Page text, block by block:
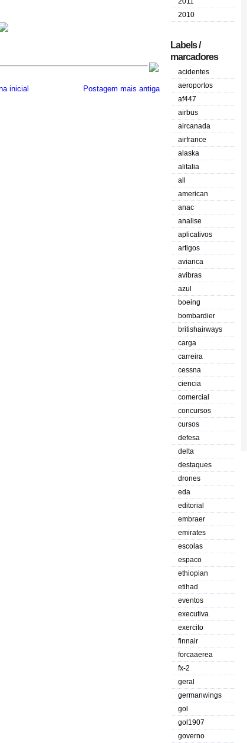
Postagem mais antiga
inicial
2010
Labels /
marcadores
acidentes
aeroportos
af447
airbus
aircanada
airfrance
alaska
alitalia
all
american
anac
analise
aplicativos
artigos
avianca
avibras
azul
boeing
bombardier
britishairways
carga
carreira
cessna
ciencia
comercial
concursos
cursos
defesa
delta
destaques
drones
eda
editorial
embraer
emirates
escolas
espaco
ethiopian
etihad
eventos
executiva
exercito
finnair
forcaaerea
fx-2
geral
germanwings
gol
gol1907
governo